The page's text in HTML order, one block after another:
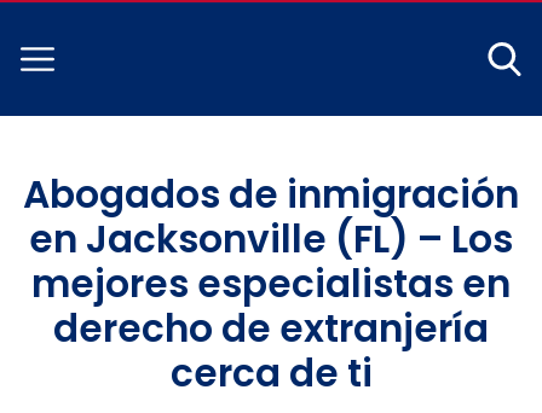
Abogados de inmigración
en Jacksonville (FL) – Los
mejores especialistas en
derecho de extranjería
cerca de ti